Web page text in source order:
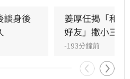
慮，且其自稱三歲即認定對
矛盾。吳睿穎直言，這段戀
，已完全超出玄學範疇，
動機的廣泛討論，這段戀情
備受矚目的焦點話題。
談身後
姜厚任揭「和
好友」撇小三傳
-193分鐘前